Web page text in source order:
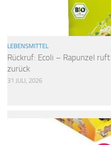
LEBENSMITTEL
Rückruf: Ecoli – Rapunzel
zurück
31 JULI, 2026